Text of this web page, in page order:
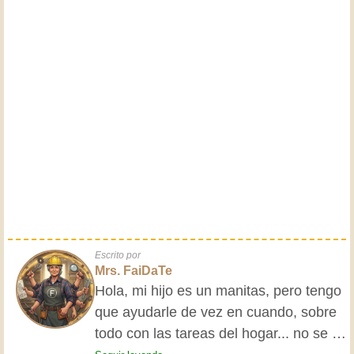
Escrito por
Mrs. FaiDaTe
Hola, mi hijo es un manitas, pero tengo
que ayudarle de vez en cuando, sobre
todo con las tareas del hogar... no se le